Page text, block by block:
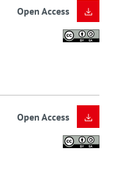
Open Access
Open Access